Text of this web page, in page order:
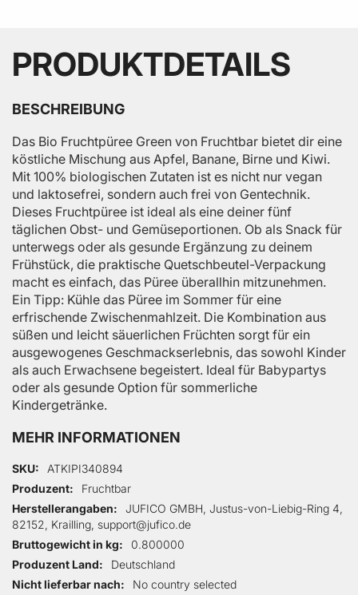
PRODUKTDETAILS
BESCHREIBUNG
Das Bio Fruchtpüree Green von Fruchtbar bietet dir eine
köstliche Mischung aus Apfel, Banane, Birne und Kiwi.
Mit 100% biologischen Zutaten ist es nicht nur vegan
und laktosefrei, sondern auch frei von Gentechnik.
Dieses Fruchtpüree ist ideal als eine deiner fünf
täglichen Obst- und Gemüseportionen. Ob als Snack für
unterwegs oder als gesunde Ergänzung zu deinem
Frühstück, die praktische Quetschbeutel-Verpackung
macht es einfach, das Püree überallhin mitzunehmen.
Ein Tipp: Kühle das Püree im Sommer für eine
erfrischende Zwischenmahlzeit. Die Kombination aus
süßen und leicht säuerlichen Früchten sorgt für ein
ausgewogenes Geschmackserlebnis, das sowohl Kinder
als auch Erwachsene begeistert. Ideal für Babypartys
oder als gesunde Option für sommerliche
Kindergetränke.
MEHR INFORMATIONEN
Mehr Informationen
SKU
ATKIPI340894
Produzent
Fruchtbar
Herstellerangaben
JUFICO GMBH, Justus-von-Liebig-Ring 4,
82152, Krailling, support@jufico.de
Bruttogewicht in kg
0.800000
Produzent Land
Deutschland
Nicht lieferbar nach
No country selected